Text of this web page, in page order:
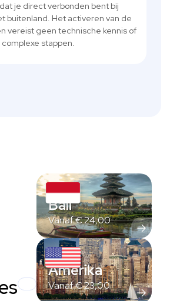
je direct verbonden bent bij
buitenland. Het activeren van de
vereist geen technische kennis of
complexe stappen.
Bali
Vanaf€24,00
Amerika
Vanaf€23,00